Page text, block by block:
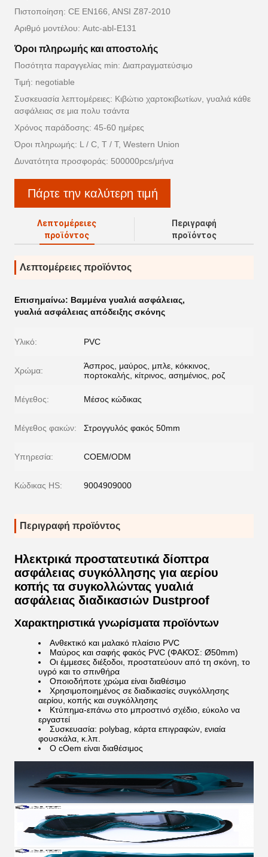
Πιστοποίηση: CE EN166, ANSI Z87-2010
Αριθμό μοντέλου: Autc-abl-E131
Όροι πληρωμής και αποστολής
Ποσότητα παραγγελίας min: Διαπραγματεύσιμο
Τιμή: negotiable
Συσκευασία λεπτομέρειες: Κιβώτιο χαρτοκιβωτίων, γυαλιά κάθε
ασφάλειας σε μια πολυ τσάντα
Χρόνος παράδοσης: 45-60 ημέρες
Όροι πληρωμής: L / C, T / T, Western Union
Δυνατότητα προσφοράς: 500000pcs/μήνα
Πάρτε την καλύτερη τιμή
Λεπτομέρειες
προϊόντος
Περιγραφή
προϊόντος
Λεπτομέρειες προϊόντος
Επισημαίνω: Βαμμένα γυαλιά ασφάλειας,
γυαλιά ασφάλειας απόδειξης σκόνης
Υλικό: PVC
Χρώμα:
Άσπρος, μαύρος, μπλε, κόκκινος,
πορτοκαλής, κίτρινος, ασημένιος, ροζ
Μέγεθος: Μέσος κώδικας
Μέγεθος φακών: Στρογγυλός φακός 50mm
Υπηρεσία: COEM/ODM
Κώδικας HS: 9004909000
Περιγραφή προϊόντος
Ηλεκτρικά προστατευτικά δίοπτρα
ασφάλειας συγκόλλησης για αερίου
κοπής τα συγκολλώντας γυαλιά
ασφάλειας διαδικασιών Dustproof
Χαρακτηριστικά γνωρίσματα προϊόντων
Ανθεκτικό και μαλακό πλαίσιο PVC
Μαύρος και σαφής φακός PVC (ΦΑΚΌΣ: Ø50mm)
Οι έμμεσες διέξοδοι, προστατεύουν από τη σκόνη, το
υγρό και το σπινθήρα
Οποιοδήποτε χρώμα είναι διαθέσιμο
Χρησιμοποιημένος σε διαδικασίες συγκόλλησης
αερίου, κοπής και συγκόλλησης
Κτύπημα-επάνω στο μπροστινό σχέδιο, εύκολο να
εργαστεί
Συσκευασία: polybag, κάρτα επιγραφών, ενιαία
φουσκάλα, κ.λπ.
Ο cOem είναι διαθέσιμος